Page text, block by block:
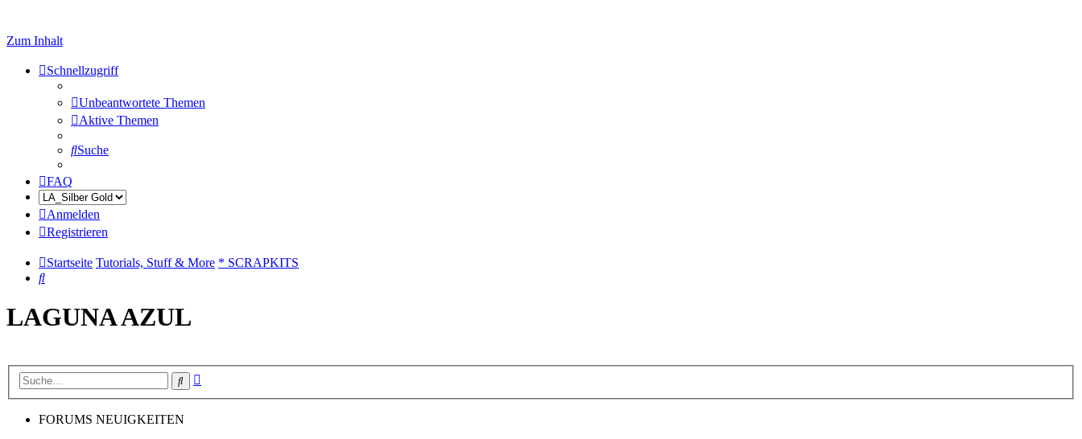
Zum Inhalt
Schnellzugriff
Unbeantwortete Themen
Aktive Themen
Suche
FAQ
Anmelden
Registrieren
Startseite Tutorials, Stuff & More * SCRAPKITS
Suche
LAGUNA AZUL
Suche
FORUMS NEUIGKEITEN